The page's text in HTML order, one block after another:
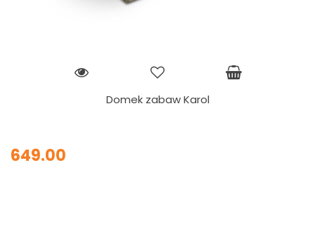
Domek zabaw Karol
649.00